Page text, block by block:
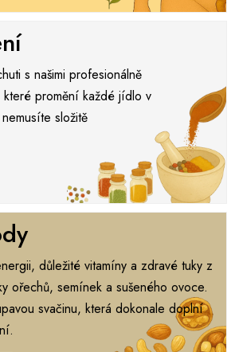
s našimi profesionálně
které promění každé jídlo v
složitě
důležité vitamíny a zdravé tuky z
ořechů, semínek a sušeného ovoce.
svačinu, která dokonale doplní